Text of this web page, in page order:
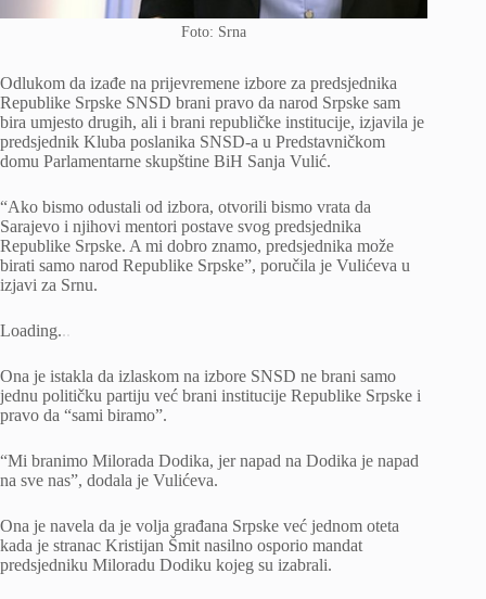
Foto: Srna
Odlukom da izađe na prijevremene izbore za predsjednika
Republike Srpske SNSD brani pravo da narod Srpske sam
bira umjesto drugih, ali i brani republičke institucije, izjavila je
predsjednik Kluba poslanika SNSD-a u Predstavničkom
domu Parlamentarne skupštine BiH Sanja Vulić.
“Ako bismo odustali od izbora, otvorili bismo vrata da
Sarajevo i njihovi mentori postave svog predsjednika
Republike Srpske. A mi dobro znamo, predsjednika može
birati samo narod Republike Srpske”, poručila je Vulićeva u
izjavi za Srnu.
Loading...
Ona je istakla da izlaskom na izbore SNSD ne brani samo
jednu političku partiju već brani institucije Republike Srpske i
pravo da “sami biramo”.
“Mi branimo Milorada Dodika, jer napad na Dodika je napad
na sve nas”, dodala je Vulićeva.
Ona je navela da je volja građana Srpske već jednom oteta
kada je stranac Kristijan Šmit nasilno osporio mandat
predsjedniku Miloradu Dodiku kojeg su izabrali.